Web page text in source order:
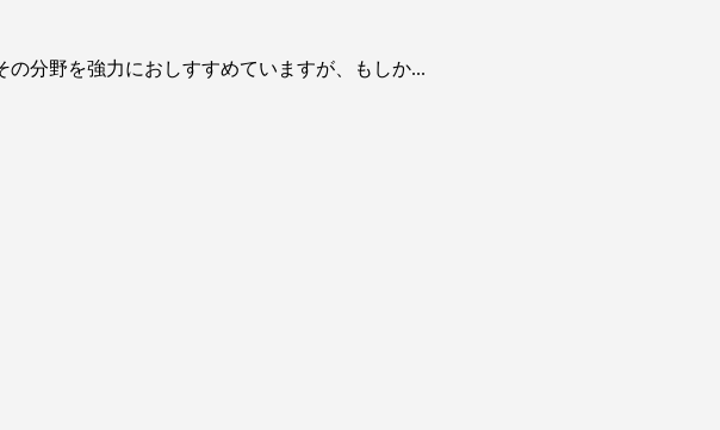
分野を強力におしすすめていますが、もしか...